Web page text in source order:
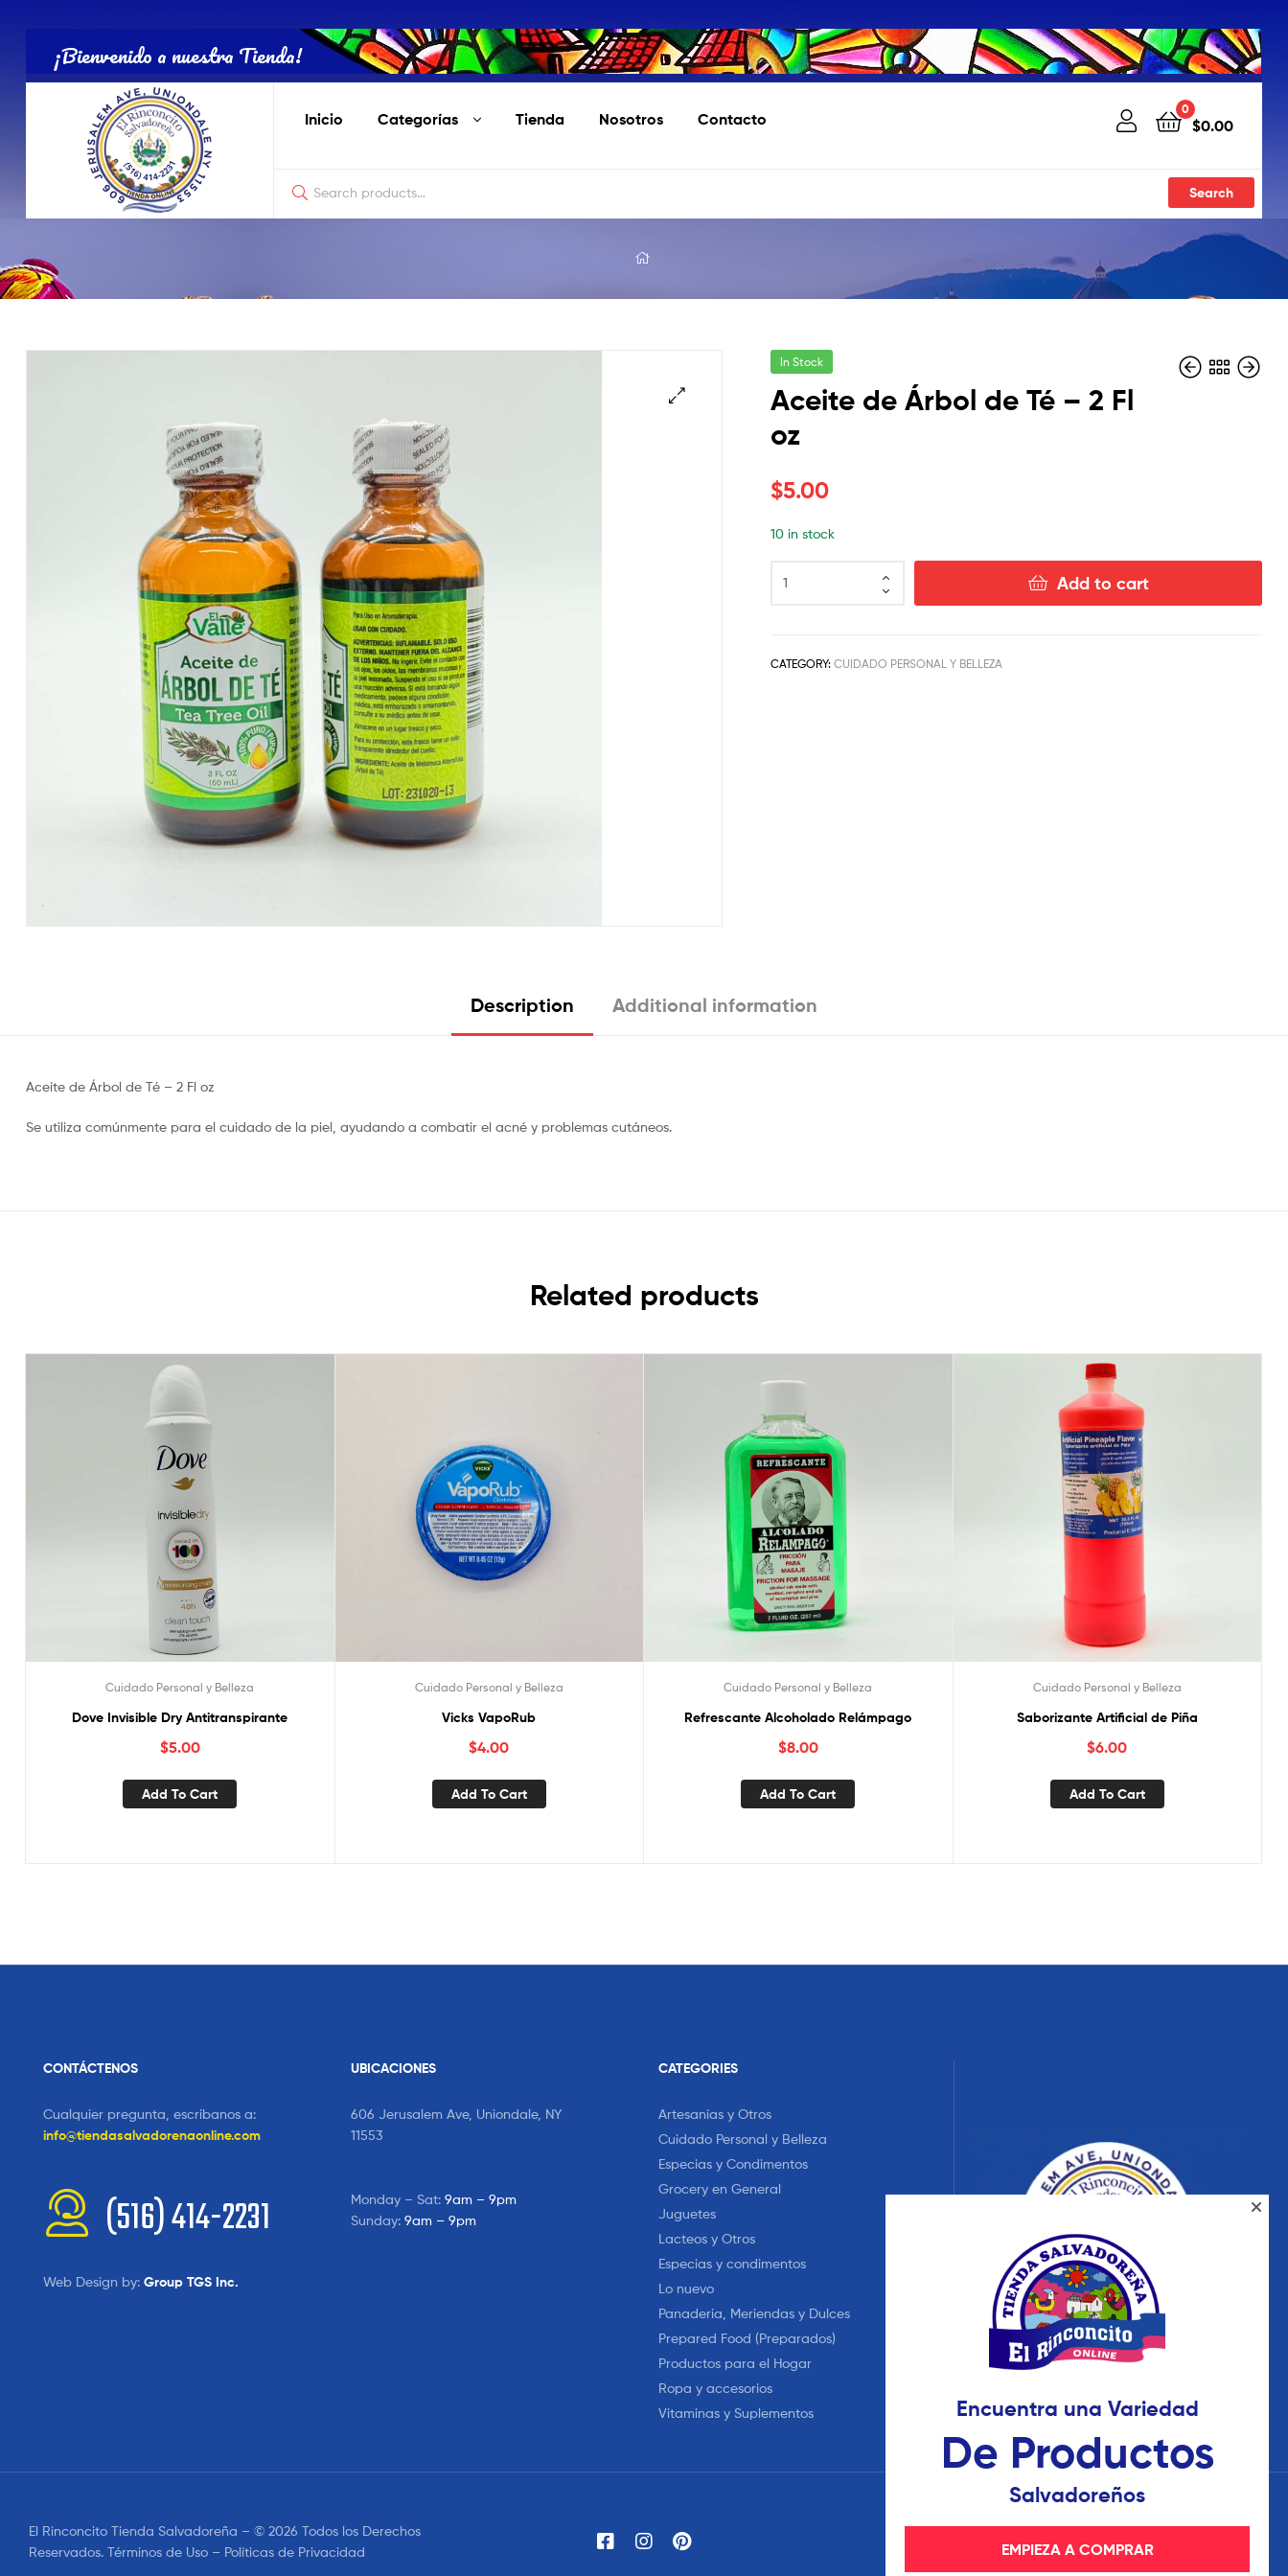
¡Bienvenido a nuestra Tienda!
Inicio Categorías Tienda Nosotros Contacto
0
$0.00
Search
Salvadoreña
Online
In Stock
Aceite de Árbol de Té – 2 Fl
oz
$5.00
10 in stock
Add to cart
CATEGORY:CUIDADO PERSONAL Y BELLEZA
Description Additional information
Aceite de Árbol de Té – 2 Fl oz
Se utiliza comúnmente para el cuidado de la piel, ayudando a combatir el acné y problemas cutáneos.
Related products
Cuidado Personal y Belleza
Dove Invisible Dry Antitranspirante
$5.00
Add To Cart
Cuidado Personal y Belleza
Vicks VapoRub
$4.00
Add To Cart
Cuidado Personal y Belleza
Refrescante Alcoholado Relámpago
$8.00
Add To Cart
Cuidado Personal y Belleza
Saborizante Artificial de Piña
$6.00
Add To Cart
CONTÁCTENOS
Cualquier pregunta, escribanos a:
info@tiendasalvadorenaonline.com
(516) 414-2231
Web Design by: Group TGS Inc.
UBICACIONES
606 Jerusalem Ave, Uniondale, NY
11553
Monday – Sat: 9am – 9pm
Sunday: 9am – 9pm
CATEGORIES
Artesanías y Otros
Cuidado Personal y Belleza
Especias y Condimentos
Grocery en General
Juguetes
Lacteos y Otros
Especias y condimentos
Lo nuevo
Panaderia, Meriendas y Dulces
Prepared Food (Preparados)
Productos para el Hogar
Ropa y accesorios
Vitaminas y Suplementos
El Rinconcito Tienda Salvadoreña – © 2026 Todos los Derechos
Reservados. Términos de Uso – Políticas de Privacidad
Encuentra una Variedad
De Productos
Salvadoreños
EMPIEZA A COMPRAR